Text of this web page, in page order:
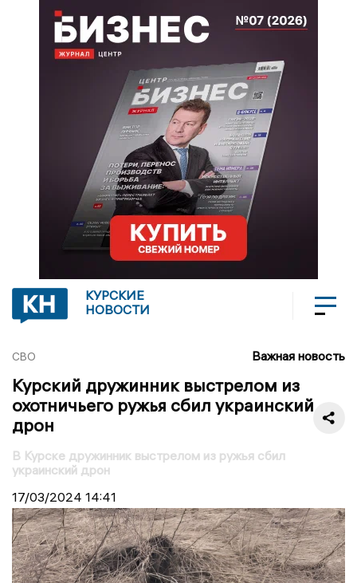
КУРСКИЕ
НОВОСТИ
СВО Важная новость
Курский дружинник выстрелом из
охотничьего ружья сбил украинский
дрон
В Курске дружинник выстрелом из ружья сбил
украинский дрон
17/03/2024 14:41